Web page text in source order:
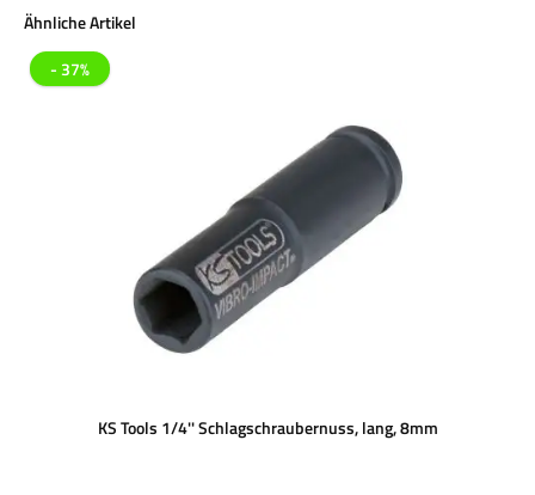
Produktgalerie überspringen
Ähnliche Artikel
- 37%
KS Tools 1/4'' Schlagschraubernuss, lang, 8mm